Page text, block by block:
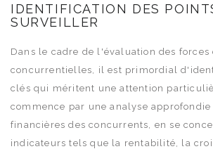
IDENTIFICATION DES
SURVEILLER
Dans le cadre de l'évaluation des forces
concurrentielles, il est primordial
clés qui méritent une attention
commence par une analyse
financières des concurrents, en se
indicateurs tels que la rentabilité, la